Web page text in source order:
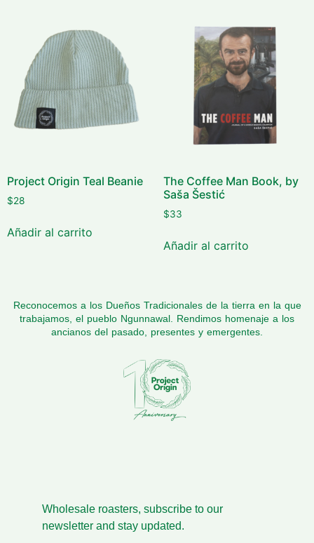
Project Origin Teal Beanie
$28
Añadir al carrito
The Coffee Man Book, by
Saša Šestić
$33
Añadir al carrito
Reconocemos a los Dueños Tradicionales de la tierra en la que
trabajamos, el pueblo Ngunnawal. Rendimos homenaje a los
ancianos del pasado, presentes y emergentes.